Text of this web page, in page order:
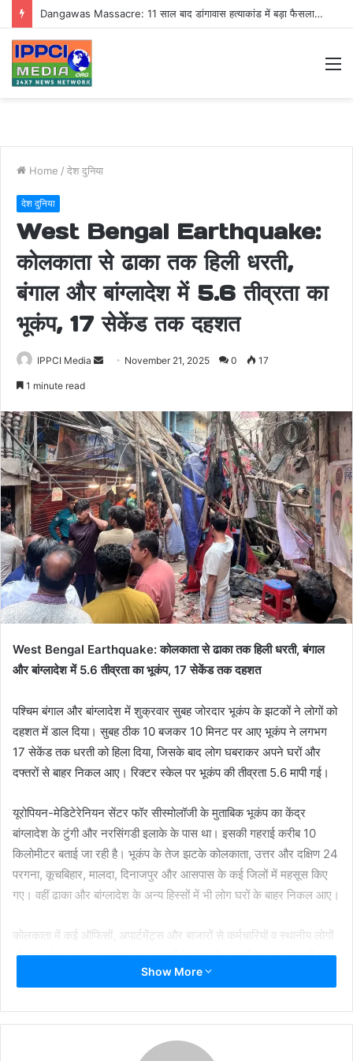
Dangawas Massacre: 11 साल बाद डांगावास हत्याकांड में बड़ा फैसला, एससी-एसटी कोर्ट ने सभी 40 आरोपियों को किया बाइज्जत बरी
Home / देश दुनिया
देश दुनिया
West Bengal Earthquake:
कोलकाता से ढाका तक हिली धरती,
बंगाल और बांग्लादेश में 5.6 तीव्रता का
भूकंप, 17 सेकेंड तक दहशत
IPPCI Media
Send November 21, 2025 0 17
1 minute read
West Bengal Earthquake: कोलकाता से ढाका तक हिली धरती, बंगाल
और बांग्लादेश में 5.6 तीव्रता का भूकंप, 17 सेकेंड तक दहशत
पश्चिम बंगाल और बांग्लादेश में शुक्रवार सुबह जोरदार भूकंप के झटकों ने लोगों को
दहशत में डाल दिया। सुबह ठीक 10 बजकर 10 मिनट पर आए भूकंप ने लगभग
17 सेकेंड तक धरती को हिला दिया, जिसके बाद लोग घबराकर अपने घरों और
दफ्तरों से बाहर निकल आए। रिक्टर स्केल पर भूकंप की तीव्रता 5.6 मापी गई।
यूरोपियन-मेडिटेरेनियन सेंटर फॉर सीस्मोलॉजी के मुताबिक भूकंप का केंद्र
बांग्लादेश के टुंगी और नरसिंगडी इलाके के पास था। इसकी गहराई करीब 10
किलोमीटर बताई जा रही है। भूकंप के तेज झटके कोलकाता, उत्तर और दक्षिण 24
परगना, कूचबिहार, मालदा, दिनाजपुर और आसपास के कई जिलों में महसूस किए
गए। वहीं ढाका और बांग्लादेश के अन्य हिस्सों में भी लोग घरों के बाहर निकल आए।
कोलकाता में कई ऑफिसों, अपार्टमेंट्स और बाजारों से कर्मचारियों व स्थानीय लोगों
को बाहर देखा गया। अचानक आए झटकों के बाद लोग काफी देर तक सड़कों पर
खड़े रहे और अपने परिजनों से संपर्क करते रहे। फिलहाल राहत की बात यह है कि
सक्रिय कर दिया और लोगों से शांति बनाए रखने की अपील की। विशेषज्ञों के
Show More